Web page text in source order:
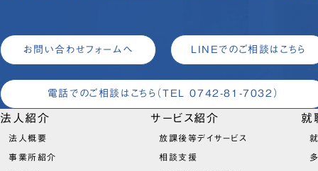
お問い合わせフォームへ LINEでのご相談はこちら
電話でのご相談はこちら （TEL 0742-81-7032）
法人紹介
法人概要
事業所紹介
サービス紹介
放課後等デイサービス
相談支援
就